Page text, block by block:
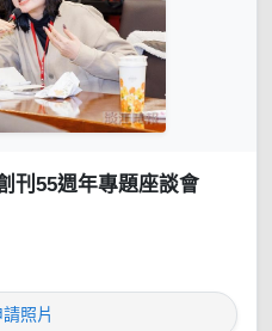
刊55週年專題座談會
請照片